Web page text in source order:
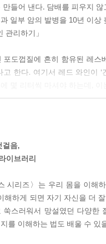
만들어 낸다. 담배를 피우지
일부 암의 발병을 10년 이상
관리하기」
포도껍질에 흔히 함유된 레
고 한다. 여기서 레드 와인이
성인은 남은 평생 근력을 거
있다.
임이다. 죽상경화증을 테니
던져지고, 혈압이 높으면 더
을 가능한 한 적게, 그리고 약
이는 일반 원칙」
걸음,
이브러리
시리즈〉는 우리 몸을 이해
해하게 되면 자기 자신을 더
쑥스러워서 망설였던 다양한
를 이해하는 법도 배울 수